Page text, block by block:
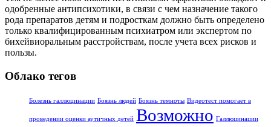
одобренные антипсихотики, в связи с чем назначение такого
рода препаратов детям и подросткам должно быть определено
только квалифицированным психиатром или экспертом по
бихейвиоральным расстройствам, после учета всех рисков и
пользы.
Облако тегов
Болезнь галлюцинации Боязнь людей Боязнь темноты Видеотест помогает в
проведении оценки аутичных детей Возможно Галлюцинации